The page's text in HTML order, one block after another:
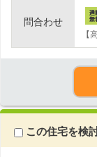
問合わせ
【
この住宅を検